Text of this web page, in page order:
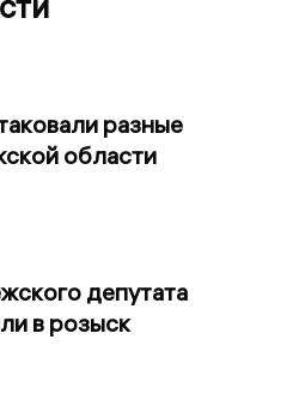
разные
области
депутата
в розыск